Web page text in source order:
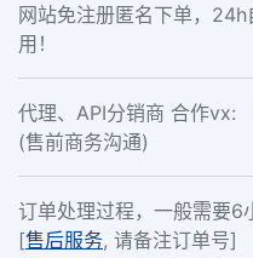
网站免注册匿名下单，
用！
代理、API分销商 合作vx:
(售前商务沟通)
订单处理过程，一般需要6
[售后服务, 请备注订单号]